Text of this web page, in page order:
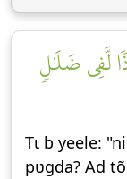
لَّفِي ضَلَٰلٖ
Tɩ b yeele:
pʋgda? Ad